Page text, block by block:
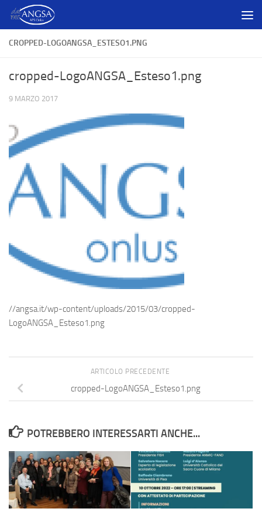
Salta al contenuto
CROPPED-LOGOANGSA_ESTESO1.PNG
cropped-LogoANGSA_Esteso1.png
9 MARZO 2017
//angsa.it/wp-content/uploads/2015/03/cropped-
LogoANGSA_Esteso1.png
ARTICOLO PRECEDENTE
cropped-LogoANGSA_Esteso1.png
POTREBBERO INTERESSARTI ANCHE...